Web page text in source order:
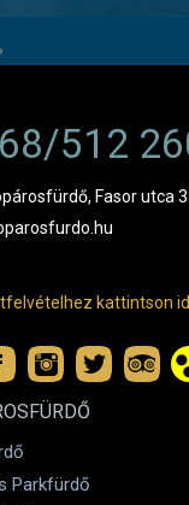
512
Fasor utca 3.
kattintson
Parkfürdő